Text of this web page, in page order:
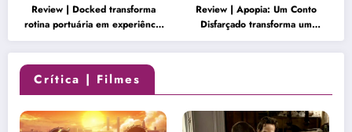
Review | Docked transforma
rotina portuária em experiência
surpreendentemente envolvente
Review | Apopia: Um Conto
Disfarçado transforma um
mundo fofo em uma história
inquietante
Crítica | Filmes